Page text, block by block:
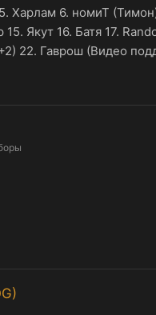
6. номиТ (Тимон)
Якут 16. Батя 17.
22. Гаврош (Видео